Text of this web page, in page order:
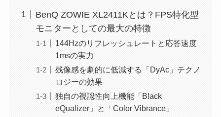
BenQ ZOWIE XL2411Kとは？FPS特化型
モニターとしての最大の特徴
144Hzのリフレッシュレートと応答速度
1msの実力
残像感を劇的に低減する「DyAc」テクノ
ロジーの効果
独自の視認性向上機能「Black
eQualizer」と「Color Vibrance」